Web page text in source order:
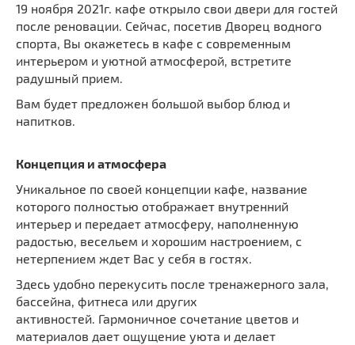
19 ноября 2021г. кафе открыло свои двери для гостей
после реновации. Сейчас, посетив Дворец водного
спорта, Вы окажетесь в кафе с современным
интерьером и уютной атмосферой, встретите
радушный прием.
Вам будет предложен большой выбор блюд и
напитков.
Концепция и атмосфера
Уникальное по своей концепции кафе, название
которого полностью отображает внутренний
интерьер и передает атмосферу, наполненную
радостью, весельем и хорошим настроением, с
нетерпением ждет Вас у себя в гостях.
Здесь удобно перекусить после тренажерного зала,
бассейна, фитнеса или других
активностей. Гармоничное сочетание цветов и
материалов дает ощущение уюта и делает